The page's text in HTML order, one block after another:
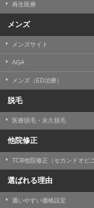
【利用目的】の達成の
【外部委託について】
TCBグループは、【
おいて、取得情報の
務委託先に委託する
いを委託する場合、
正に管理されるよう確
【第三者提供について
TCBグループは、個
められる場合を除き
委託先以外の第三者
ん。
TCBグループは、本
について、これを適切
問合せ先：個人情報お
再生医療
メンズ
メンズサイト
AGA
メンズ（ED治療）
脱毛
医療脱毛・永久脱毛
他院修正
TCB他院修正（セカンドオピ
選ばれる理由
通いやすい価格設定